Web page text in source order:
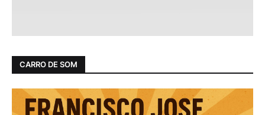
CARRO DE SOM